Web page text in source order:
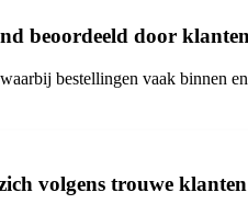
beoordeeld door
bestellingen vaak binnen
volgens trouwe